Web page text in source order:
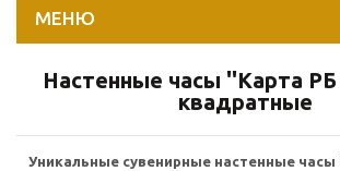
МЕНЮ
Настенные часы ''Карта
квадратные
Уникальные сувенирные настенные часы